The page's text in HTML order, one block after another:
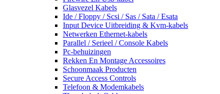
Glasvezel Kabels
Ide / Floppy / Scsi / Sas / Sata / Esata
Input Device Uitbreiding & Kvm-kabels
Netwerken Ethernet-kabels
Parallel / Serieel / Console Kabels
Pc-behuizingen
Rekken En Montage Accessoires
Schoonmaak Producten
Secure Access Controls
Telefoon & Modemkabels